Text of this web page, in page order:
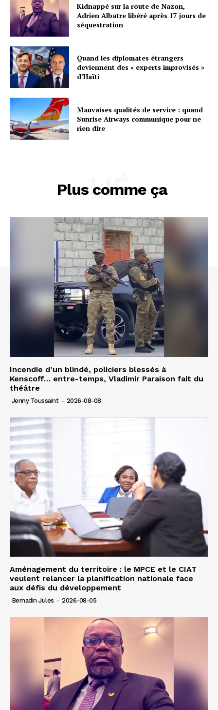
Kidnappé sur la route de Nazon,
Adrien Albatre libéré après 17 jours de
séquestration
Quand les diplomates étrangers
deviennent des « experts improvisés »
d’Haïti
Mauvaises qualités de service : quand
Sunrise Airways communique pour ne
rien dire
Plus comme ça
LIÉ
Incendie d’un blindé, policiers blessés à
Kenscoff… entre-temps, Vladimir Paraison fait du
théâtre
Jenny Toussaint - 2026-08-08
Aménagement du territoire : le MPCE et le CIAT
veulent relancer la planification nationale face
aux défis du développement
Bernadin Jules - 2026-08-05